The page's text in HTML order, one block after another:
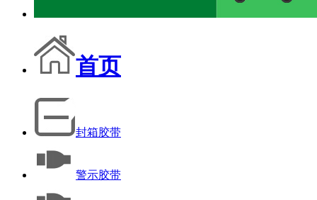
首页
封箱胶带
警示胶带